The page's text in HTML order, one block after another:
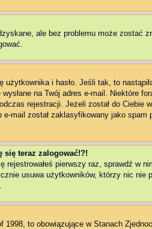
ale bez problemu może
użytkownika i hasło. Jeśli tak, to
na Twój adres e-mail. Niektóre
rejestracji. Jeżeli został do
e-mail został zaklasyfikowany jako
się teraz zalogować!?!
rejestrowałeś pierwszy raz, sprawdź w
usuwa użytkowników, którzy nic
to obowiązujące w Stanach